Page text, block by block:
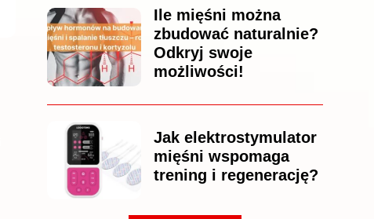
Ile mięśni można
zbudować naturalnie?
Odkryj swoje
możliwości!
Jak elektrostymulator
mięśni wspomaga
trening i regenerację?